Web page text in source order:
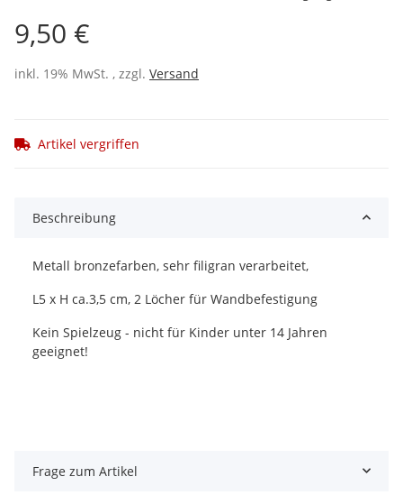
9,50 €
inkl. 19% MwSt. , zzgl. Versand
Artikel vergriffen
Beschreibung
Metall bronzefarben, sehr filigran verarbeitet,
L5 x H ca.3,5 cm, 2 Löcher für Wandbefestigung
Kein Spielzeug - nicht für Kinder unter 14 Jahren
geeignet!
Frage zum Artikel